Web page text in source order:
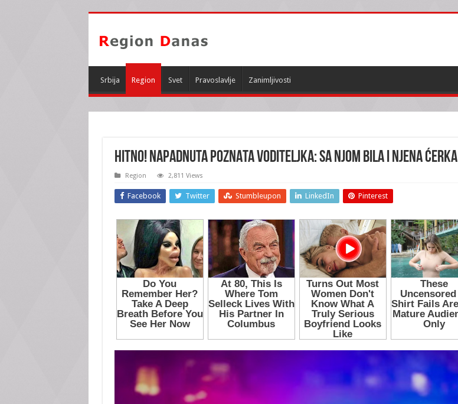
Srbija Region Svet Pravoslavlje Zanimljivosti
HITNO! NAPADNUTA POZNATA VODITELJKA: Sa njom bila i njena ĆERKA
Region 2,811 Views
Facebook Twitter Stumbleupon LinkedIn Pinterest